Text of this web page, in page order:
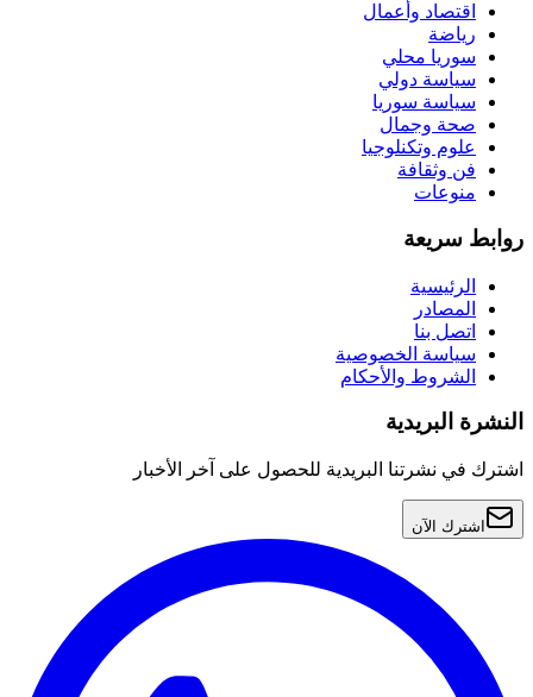
اقتصاد وأعمال
رياضة
سوريا محلي
سياسة دولي
سياسة سوريا
صحة وجمال
علوم وتكنلوجيا
فن وثقافة
منوعات
روابط سريعة
الرئيسية
المصادر
اتصل بنا
سياسة الخصوصية
الشروط والأحكام
النشرة البريدية
اشترك في نشرتنا البريدية للحصول على آخر الأخبار
اشترك الآن